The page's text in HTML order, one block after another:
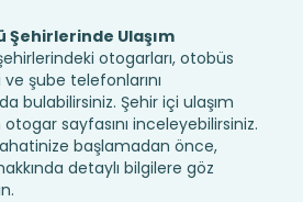
Şehirlerinde Ulaşım
otogarları, otobüs
şube telefonlarını
bulabilirsiniz. Şehir içi ulaşım
sayfasını inceleyebilirsiniz.
başlamadan önce,
detaylı bilgilere göz